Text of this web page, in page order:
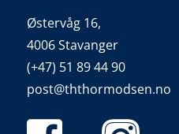
Østervåg 16,
4006 Stavanger
(+47) 51 89 44 90
post@ththormodsen.no